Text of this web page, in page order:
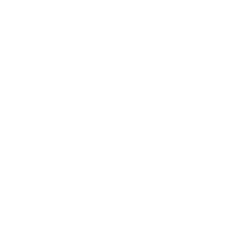
gửi bổ sung cho quý khách,
thêm bất kì chi phí nào.
có mong muốn hỗ trợ xử lý,
đôi bên.